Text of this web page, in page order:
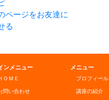
ンメニュー
ＯＭＥ
問い合わせ
メニュー
プロフィール
講座の紹介